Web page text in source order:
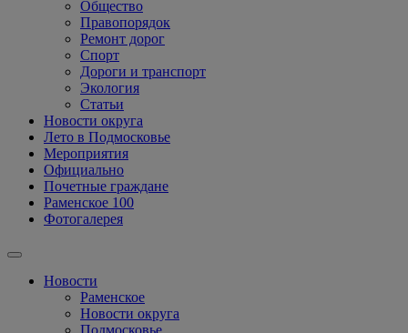
Общество
Правопорядок
Ремонт дорог
Спорт
Дороги и транспорт
Экология
Статьи
Новости округа
Лето в Подмосковье
Мероприятия
Официально
Почетные граждане
Раменское 100
Фотогалерея
Новости
Раменское
Новости округа
Подмосковье